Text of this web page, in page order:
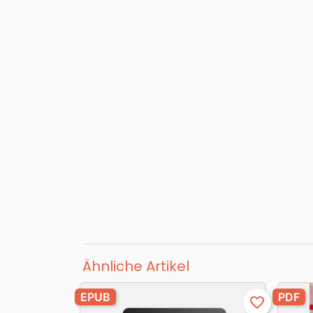
Ähnliche Artikel
EPUB favorite_border PDF